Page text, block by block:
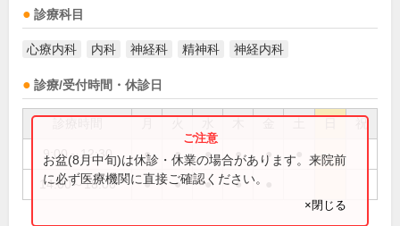
診療科目
心療内科 内科 神経科 精神科 神経内科
診療/受付時間・休診日
祝
9:00～12:30 ● ● ● ● ●
14:00～18:00 ● ● ● ●
お盆(8月中旬)は休診・休業の場合があります。来院前
に必ず医療機関に直接ご確認ください。
×閉じる